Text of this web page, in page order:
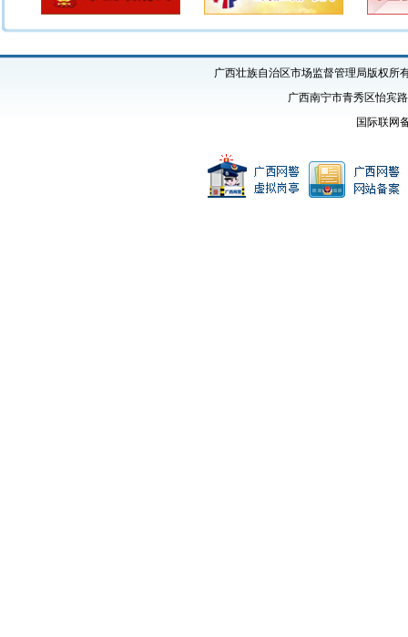
广西壮族自治区市场监督管理局版权
广西南宁市青秀区怡宾
国际联网